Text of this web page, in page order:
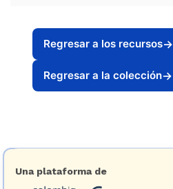
Regresar a los recursos→
Regresar a la colección→
Una plataforma de